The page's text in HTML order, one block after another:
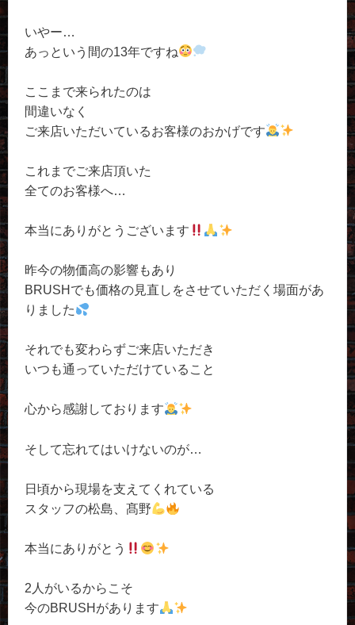
いやー…
あっという間の13年ですね
ここまで来られたのは
間違いなく
ご来店いただいているお客様のおかげです
これまでご来店頂いた
全てのお客様へ…
本当にありがとうございます
昨今の物価高の影響もあり
BRUSHでも価格の見直しをさせていただく場面があ
りました
それでも変わらずご来店いただき
いつも通っていただけていること
心から感謝しております
そして忘れてはいけないのが…
日頃から現場を支えてくれている
スタッフの松島、髙野
本当にありがとう
2人がいるからこそ
今のBRUSHがあります